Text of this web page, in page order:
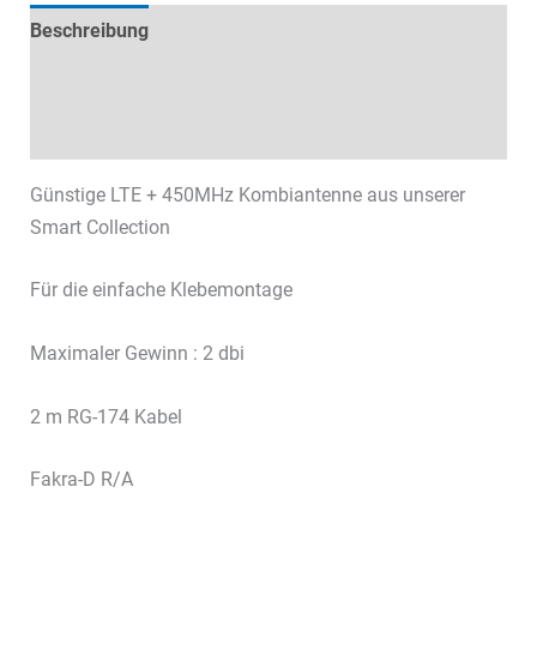
Beschreibung
Günstige LTE + 450MHz Kombiantenne aus unserer
Smart Collection
Für die einfache Klebemontage
Maximaler Gewinn : 2 dbi
2 m RG-174 Kabel
Fakra-D R/A